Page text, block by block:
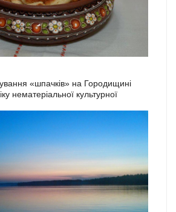
«шпачків» на Городищині
нематеріальної культурної